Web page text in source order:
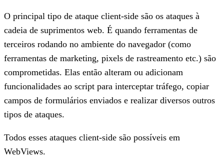
O principal tipo de ataque client-side são os ataques à
cadeia de suprimentos web. É quando ferramentas de
terceiros rodando no ambiente do navegador (como
ferramentas de marketing, pixels de rastreamento etc.) são
comprometidas. Elas então alteram ou adicionam
funcionalidades ao script para interceptar tráfego, copiar
campos de formulários enviados e realizar diversos outros
tipos de ataques.
Todos esses ataques client-side são possíveis em
WebViews.